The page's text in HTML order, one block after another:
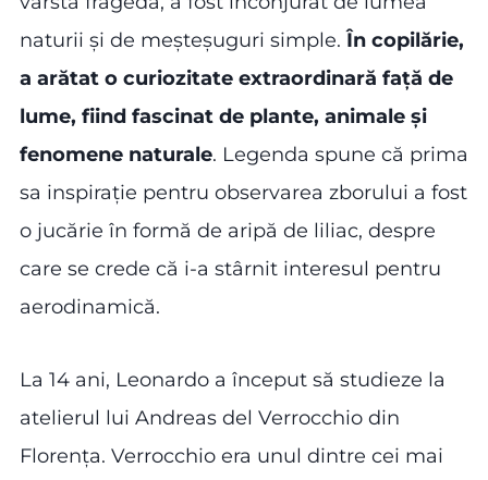
naturii și de meșteșuguri simple. În copilărie,
a arătat o curiozitate extraordinară față de
lume, fiind fascinat de plante, animale și
fenomene naturale. Legenda spune că prima
sa inspirație pentru observarea zborului a fost
o jucărie în formă de aripă de liliac, despre
care se crede că i-a stârnit interesul pentru
aerodinamică.
La 14 ani, Leonardo a început să studieze la
atelierul lui Andreas del Verrocchio din
Florența. Verrocchio era unul dintre cei mai